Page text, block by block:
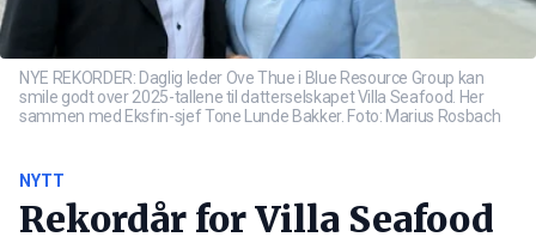
NYE REKORDER: Daglig leder Ove Thue i Blue Resource Group kan
smile godt over 2025-tallene til datterselskapet Villa Seafood. Her
sammen med Eksfin-sjef Tone Lunde Bakker. Foto: Marius Rosbach
NYTT
Rekordår for Villa Seafood